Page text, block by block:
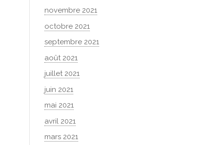
novembre 2021
octobre 2021
septembre 2021
août 2021
juillet 2021
juin 2021
mai 2021
avril 2021
mars 2021